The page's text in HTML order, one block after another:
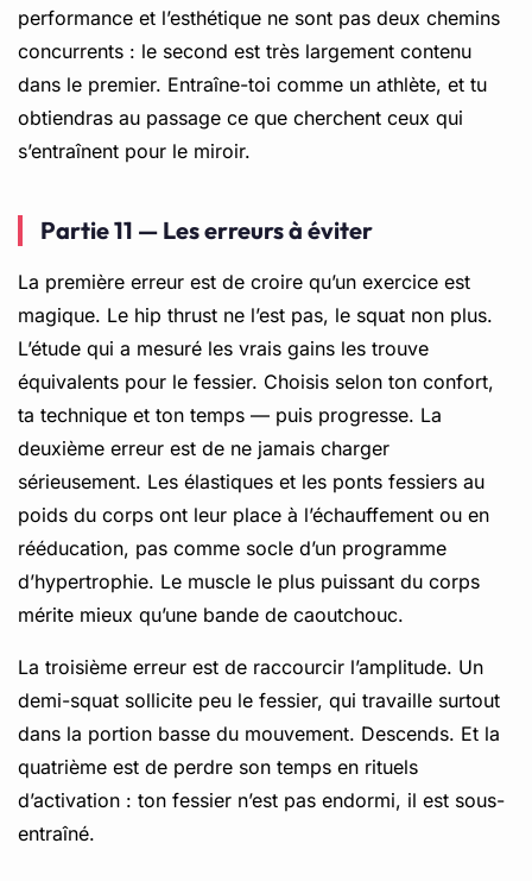
performance et l’esthétique ne sont pas deux chemins
concurrents : le second est très largement contenu
dans le premier. Entraîne-toi comme un athlète, et tu
obtiendras au passage ce que cherchent ceux qui
s’entraînent pour le miroir.
Partie 11 — Les erreurs à éviter
La première erreur est de croire qu’un exercice est
magique. Le hip thrust ne l’est pas, le squat non plus.
L’étude qui a mesuré les vrais gains les trouve
équivalents pour le fessier. Choisis selon ton confort,
ta technique et ton temps — puis progresse. La
deuxième erreur est de ne jamais charger
sérieusement. Les élastiques et les ponts fessiers au
poids du corps ont leur place à l’échauffement ou en
rééducation, pas comme socle d’un programme
d’hypertrophie. Le muscle le plus puissant du corps
mérite mieux qu’une bande de caoutchouc.
La troisième erreur est de raccourcir l’amplitude. Un
demi-squat sollicite peu le fessier, qui travaille surtout
dans la portion basse du mouvement. Descends. Et la
quatrième est de perdre son temps en rituels
d’activation : ton fessier n’est pas endormi, il est sous-
entraîné.